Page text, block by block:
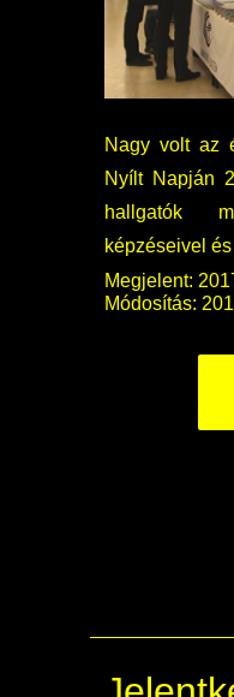
Nagy volt az
Nyílt Napján
hallgatók
képzéseivel
Megjelent:
Módosítás: